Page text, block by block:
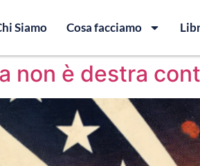
Siamo Cosa facciamo
non è destra